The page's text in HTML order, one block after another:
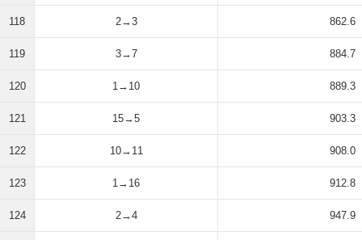
118 2→3 862.6
119 3→7 884.7
120 1→10 889.3
121 15→5 903.3
122 10→11 908.0
123 1→16 912.8
124 2→4 947.9